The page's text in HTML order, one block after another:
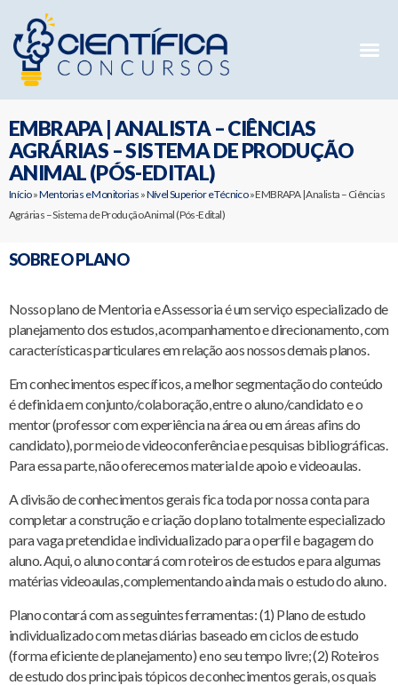
EMBRAPA | ANALISTA – CIÊNCIAS
AGRÁRIAS – SISTEMA DE PRODUÇÃO
ANIMAL (PÓS-EDITAL)
Início»Mentorias e Monitorias »Nível Superior e Técnico»EMBRAPA | Analista – Ciências
Agrárias – Sistema de Produção Animal (Pós-Edital)
SOBRE O PLANO
Nosso plano de Mentoria e Assessoria é um serviço especializado de
planejamento dos estudos, acompanhamento e direcionamento, com
características particulares em relação aos nossos demais planos.
Em conhecimentos específicos, a melhor segmentação do conteúdo
é definida em conjunto/colaboração, entre o aluno/candidato e o
mentor (professor com experiência na área ou em áreas afins do
candidato), por meio de videoconferência e pesquisas bibliográficas.
Para essa parte, não oferecemos material de apoio e videoaulas.
A divisão de conhecimentos gerais fica toda por nossa conta para
completar a construção e criação do plano totalmente especializado
para vaga pretendida e individualizado para o perfil e bagagem do
aluno. Aqui, o aluno contará com roteiros de estudos e para algumas
matérias videoaulas, complementando ainda mais o estudo do aluno.
Plano contará com as seguintes ferramentas: (1) Plano de estudo
individualizado com metas diárias baseado em ciclos de estudo
(forma eficiente de planejamento) e no seu tempo livre; (2) Roteiros
de estudo dos principais tópicos de conhecimentos gerais, os quais